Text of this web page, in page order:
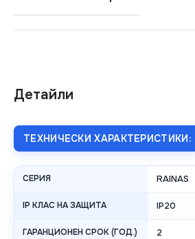
Детайли
ТЕХНИЧЕСКИ ХАРАКТЕРИСТИКИ:
СЕРИЯ RAINAS
IP КЛАС НА ЗАЩИТА IP20
ГАРАНЦИОНЕН СРОК (ГОД.) 2